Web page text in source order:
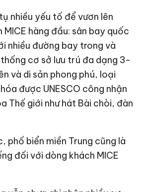
nhiều yếu tố để vươn lên
MICE hàng đầu: sân bay quốc
nhiều đường bay trong và
cơ sở lưu trú đa dạng 3-
và di sản phong phú, loại
được UNESCO công nhận
Thế giới như hát Bài chòi, đàn
phố biển miền Trung cũng là
đối với dòng khách MICE